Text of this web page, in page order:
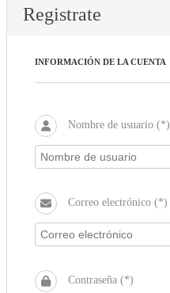
Registrate
INFORMACIÓN DE LA CUENTA
Nombre de usuario (*)
Correo electrónico (*)
Contraseña (*)